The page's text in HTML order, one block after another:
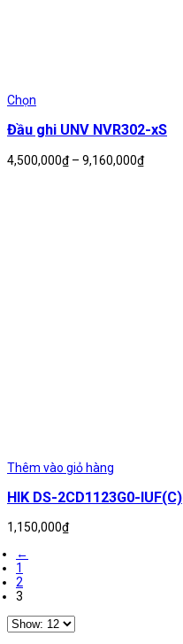
Chọn
Đầu ghi UNV NVR302-xS
4,500,000₫ – 9,160,000₫Khoảng
Thêm vào giỏ hàng
HIK DS-2CD1123G0-IUF(C)
1,150,000₫
←
1
2
3